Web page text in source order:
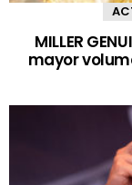
MILLER
mayor